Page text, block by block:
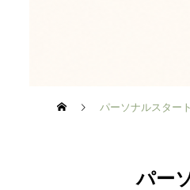
パーソナルスター
パー